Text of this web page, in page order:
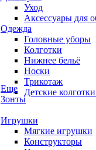
Уход
Аксессуары для
Одежда
Головные уборы
Колготки
Нижнее бельё
Носки
Трикотаж
Детские
Еще
Зонты
Игрушки
Мягкие игрушки
Конструкторы